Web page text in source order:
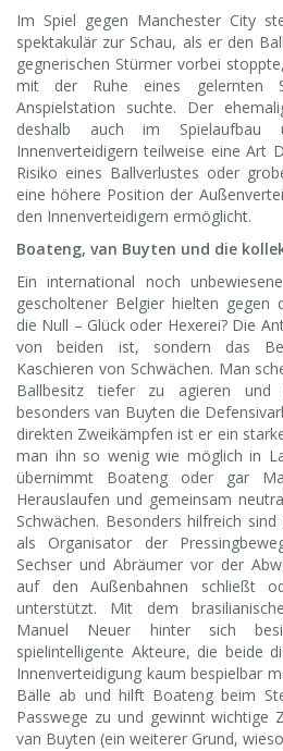
Im Spiel gegen Manchester City
spektakulär zur Schau, als er den
gegnerischen Stürmer vorbei
mit der Ruhe eines gelernten
Anspielstation suchte. Der
deshalb auch im
Innenverteidigern teilweise eine Art
Risiko eines Ballverlustes oder
eine höhere Position der
den Innenverteidigern ermöglicht.
Boateng, van Buyten und die
Ein international noch
gescholtener Belgier hielten gegen
die Null – Glück oder Hexerei? Die
von beiden ist, sondern das
Kaschieren von Schwächen. Man
Ballbesitz tiefer zu agieren und
besonders van Buyten die
direkten Zweikämpfen ist er ein
man ihn so wenig wie möglich in
übernimmt Boateng oder gar
Herauslaufen und gemeinsam
Schwächen. Besonders hilfreich
als Organisator der
Sechser und Abräumer vor der
auf den Außenbahnen schließt
unterstützt. Mit dem
Manuel Neuer hinter sich
spielintelligente Akteure, die beide
Innenverteidigung kaum bespielbar
Bälle ab und hilft Boateng beim
Passwege zu und gewinnt wichtige
van Buyten (ein weiterer Grund,